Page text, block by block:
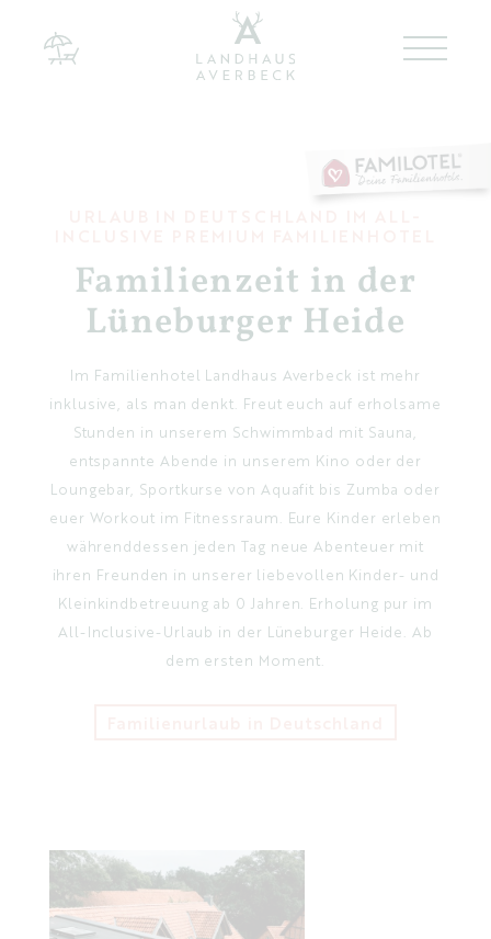
Kulinarik bei Averbeck
Zurück zu den Wurzeln
Ideen für Familien
Wir für Euch
EN
Familienzeit in der
Lüneburger Heide
Im Familienhotel Landhaus Averbeck ist mehr
inklusive, als man denkt. Freut euch auf erholsame
Stunden in unserem Schwimmbad mit Sauna,
entspannte Abende in unserem Kino oder der
Loungebar, Sportkurse von Aquafit bis Zumba oder
euer Workout im Fitnessraum. Eure Kinder erleben
währenddessen jeden Tag neue Abenteuer mit
ihren Freunden in unserer liebevollen Kinder- und
Kleinkindbetreuung ab 0 Jahren. Erholung pur im
All-Inclusive-Urlaub in der Lüneburger Heide. Ab
dem ersten Moment.